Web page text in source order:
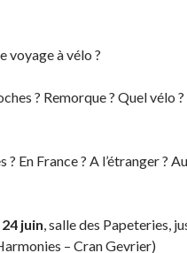
voyage à vélo ?
? Remorque ? Quel vélo
En France ? A l’étranger ?
juin, salle des Papeteries,
– Cran Gevrier)